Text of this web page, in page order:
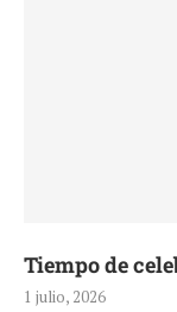
Tiempo de
1 julio, 2026